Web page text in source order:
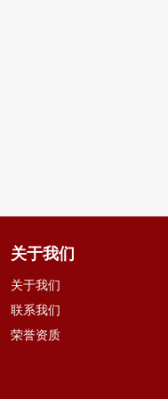
关于我们
关于我们
联系我们
荣誉资质